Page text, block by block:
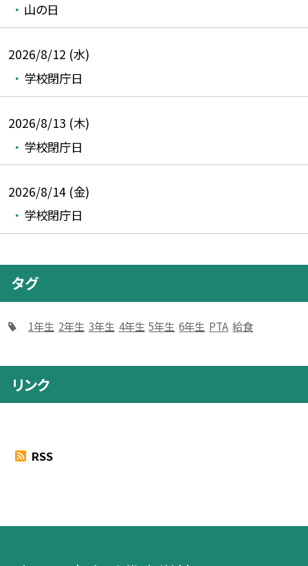
山の日
2026/8/12 (水)
学校閉庁日
2026/8/13 (木)
学校閉庁日
2026/8/14 (金)
学校閉庁日
タグ
1年生 2年生 3年生 4年生 5年生 6年生 PTA 給食
リンク
RSS